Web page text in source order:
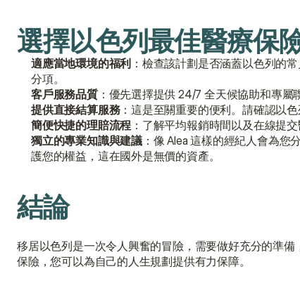
選擇以色列最佳醫療保
適應當地環境的福利 ：檢查該計劃是否涵蓋以色列的
分項。
客戶服務品質：優先選擇提供 24/7 全天候協助和專屬
提供直接結算服務：這是至關重要的便利。請確認以
簡便快捷的理賠流程 ：了解平均報銷時間以及在線提交
獨立的專業知識與建議：像 Alea 這樣的經紀人會為您
護您的權益，這在國外是無價的資產。
結論
移居以色列是一次令人興奮的冒險，需要做好充分的準
保險，您可以為自己的人生規劃提供有力保障。